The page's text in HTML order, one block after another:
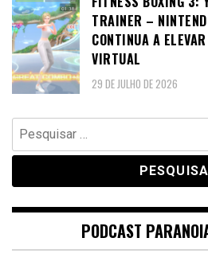
TRAINER –
CONTINUA A
VIRTUAL
29 DE JULHO DE 2026
Pesquisar
por:
PODCAST